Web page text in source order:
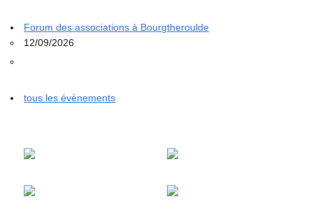
Forum des associations à Bourgtheroulde
12/09/2026
tous les évènements